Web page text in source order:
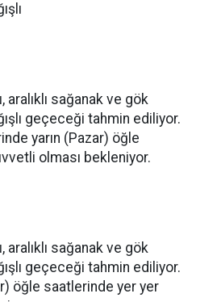
aralıklı sağanak ve gök
geçeceği tahmin ediliyor.
yarın (Pazar) öğle
olması bekleniyor.
aralıklı sağanak ve gök
geçeceği tahmin ediliyor.
öğle saatlerinde yer yer